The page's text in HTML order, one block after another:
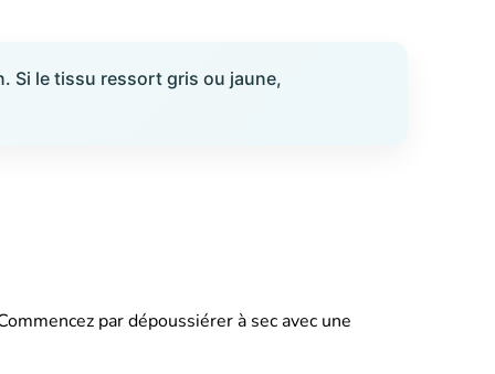
Si le tissu ressort gris ou jaune,
par dépoussiérer à sec avec une